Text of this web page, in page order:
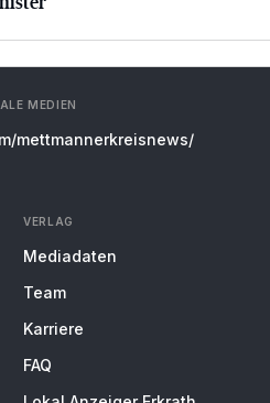
MEDIEN
mettmannerkreisnews/
VERLAG
Mediadaten
Team
Karriere
FAQ